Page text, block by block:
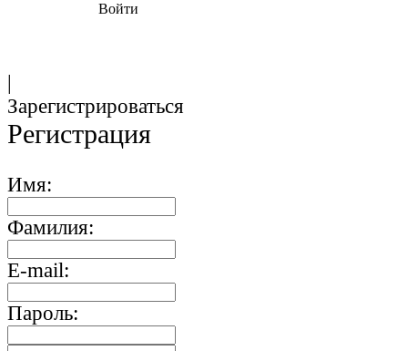
Войти
|
Зарегистрироваться
Регистрация
Имя:
Фамилия:
E-mail:
Пароль: